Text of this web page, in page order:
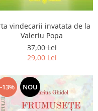
vindecarii invatata de la
Valeriu Popa
37,00 Lei
29,00 Lei
-13% NOU